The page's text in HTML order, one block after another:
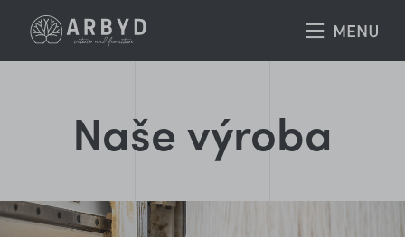
Naše výroba